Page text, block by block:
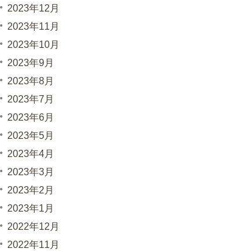
2023年12月
2023年11月
2023年10月
2023年9月
2023年8月
2023年7月
2023年6月
2023年5月
2023年4月
2023年3月
2023年2月
2023年1月
2022年12月
2022年11月